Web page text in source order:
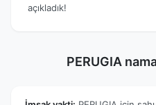
açıkladık!
PERUGIA